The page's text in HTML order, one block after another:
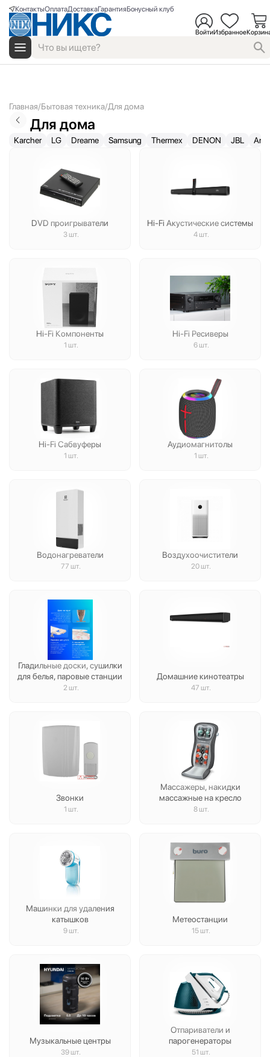
КонтактыОплатаДоставкаГарантияБонусный клуб
ВойтиИзбранное
Главная Бытовая техника Для дома
Для дома
Karcher LG Dreame Samsung Thermex DENON JBL
DVD проигрыватели
3 шт.
Hi-Fi Акустические системы
4 шт.
Hi-Fi Компоненты
1 шт.
Hi-Fi Ресиверы
6 шт.
Hi-Fi Сабвуферы
1 шт.
Аудиомагнитолы
1 шт.
Водонагреватели
77 шт.
Воздухоочистители
20 шт.
Гладильные доски, сушилки
для белья, паровые станции
2 шт.
Домашние кинотеатры
47 шт.
Звонки
1 шт.
Массажеры, накидки
массажные на кресло
8 шт.
Машинки для удаления
катышков
9 шт.
Метеостанции
15 шт.
Музыкальные центры
39 шт.
Отпариватели и
парогенераторы
51 шт.